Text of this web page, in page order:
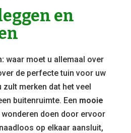
en
waar moet u allemaal over
de perfecte tuin voor uw
zult merken dat het veel
buitenruimte. Een mooie
doen door ervoor
op elkaar aansluit,